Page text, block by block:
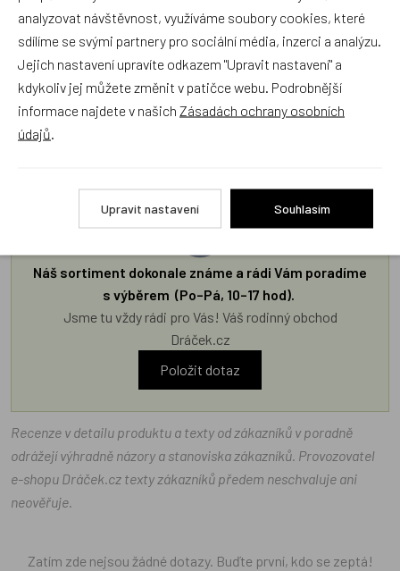
Poradna
Náš sortiment dokonale známe a rádi Vám poradíme
s výběrem (Po–Pá, 10–17 hod).
Jsme tu vždy rádi pro Vás! Váš rodinný obchod
Dráček.cz
Položit dotaz
Recenze v detailu produktu a texty od zákazníků v poradně
odrážejí výhradně názory a stanoviska zákazníků. Provozovatel
e-shopu Dráček.cz texty zákazníků předem neschvaluje ani
neověřuje.
Zatím zde nejsou žádné dotazy. Buďte první, kdo se zeptá!
analyzovat návštěvnost, využíváme soubory cookies, které
sdílíme se svými partnery pro sociální média, inzerci a analýzu.
Jejich nastavení upravíte odkazem "Upravit nastavení" a
kdykoliv jej můžete změnit v patičce webu. Podrobnější
informace najdete v našich Zásadách ochrany osobních
údajů
Upravit nastavení Souhlasím